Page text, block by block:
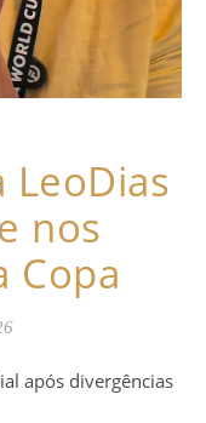
LeoDias
nos
Copa